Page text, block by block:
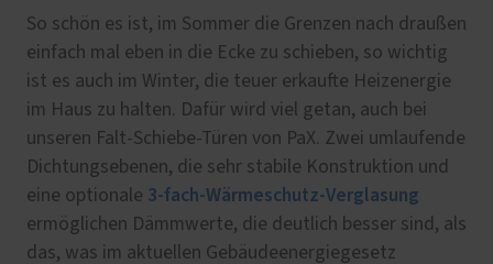
So schön es ist, im Sommer die Grenzen nach draußen
einfach mal eben in die Ecke zu schieben, so wichtig
ist es auch im Winter, die teuer erkaufte Heizenergie
im Haus zu halten. Dafür wird viel getan, auch bei
unseren Falt-Schiebe-Türen von PaX. Zwei umlaufende
Dichtungsebenen, die sehr stabile Konstruktion und
eine optionale 3-fach-Wärmeschutz-Verglasung
ermöglichen Dämmwerte, die deutlich besser sind, als
das, was im aktuellen Gebäudeenergiegesetz